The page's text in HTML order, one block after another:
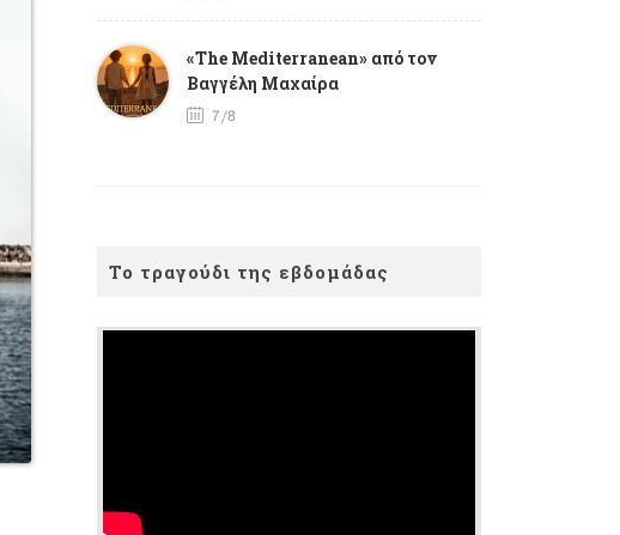
«The Mediterranean» από τον
Βαγγέλη Μαχαίρα
7/8
Το τραγούδι της εβδομάδας